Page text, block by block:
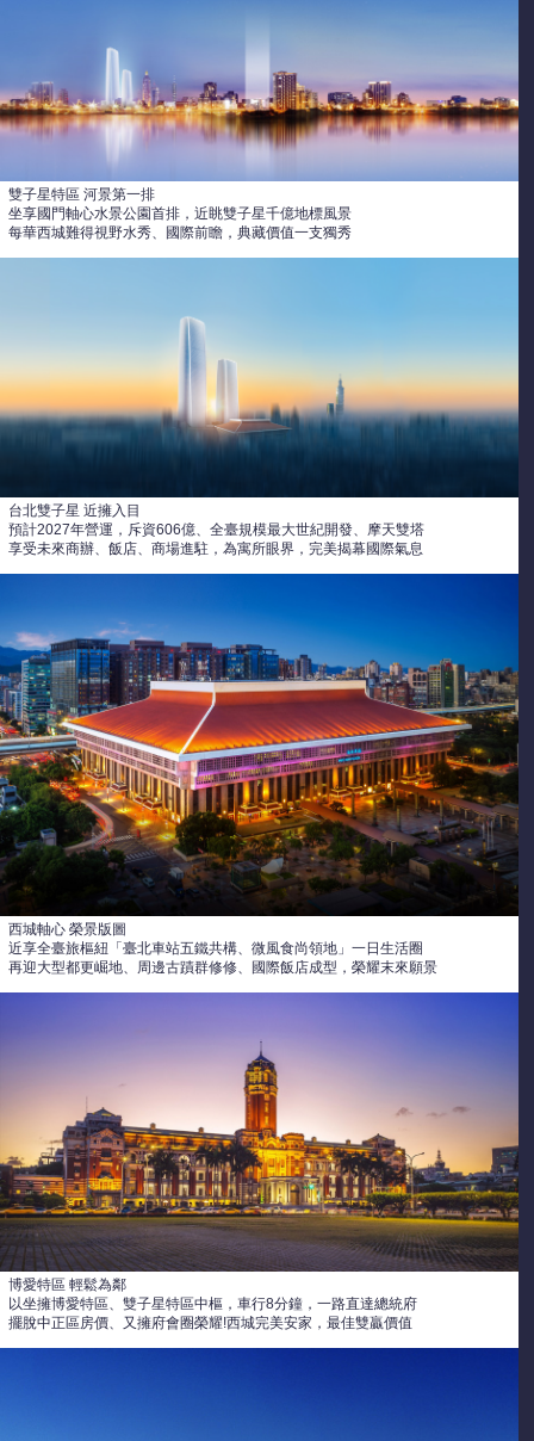
雙子星特區 河景第一排
坐享國門軸心水景公園首排，近眺雙子星千億地標風景
每華西城難得視野水秀、國際前瞻，典藏價值一支獨秀
台北雙子星 近擁入目
預計2027年營運，斥資606億、全臺規模最大世紀開發、摩天雙塔
享受未來商辦、飯店、商場進駐，為寓所眼界，完美揭幕國際氣息
西城軸心 榮景版圖
近享全臺旅樞紐「臺北車站五鐵共構、微風食尚領地」一日生活圈
再迎大型都更崛地、周邊古蹟群修修、國際飯店成型，榮耀末來願景
博愛特區 輕鬆為鄰
以坐擁博愛特區、雙子星特區中樞，車行8分鐘，一路直達總統府
擺脫中正區房價、又擁府會圈榮耀!西城完美安家，最佳雙贏價值